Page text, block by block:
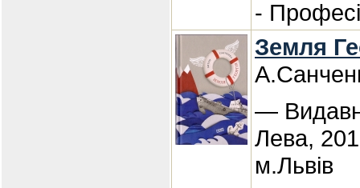
-
Земля
—
Лева,
м.Львів